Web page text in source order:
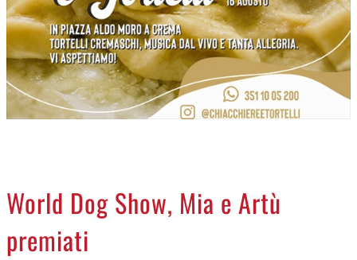
NECROLOGI
ACCEDI
World Dog Show, Mia e Artù
premiati